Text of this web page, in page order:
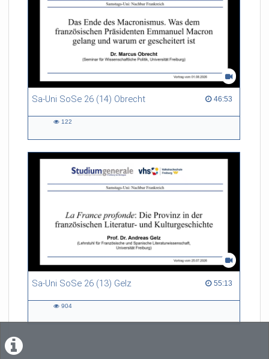
Sa-Uni SoSe 26 (14) Obrecht 46:53
46:53 duration
122
Sa-Uni SoSe 26 (13) Gelz 55:13
55:13 duration
904